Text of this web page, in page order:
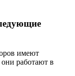
имеют
работают в